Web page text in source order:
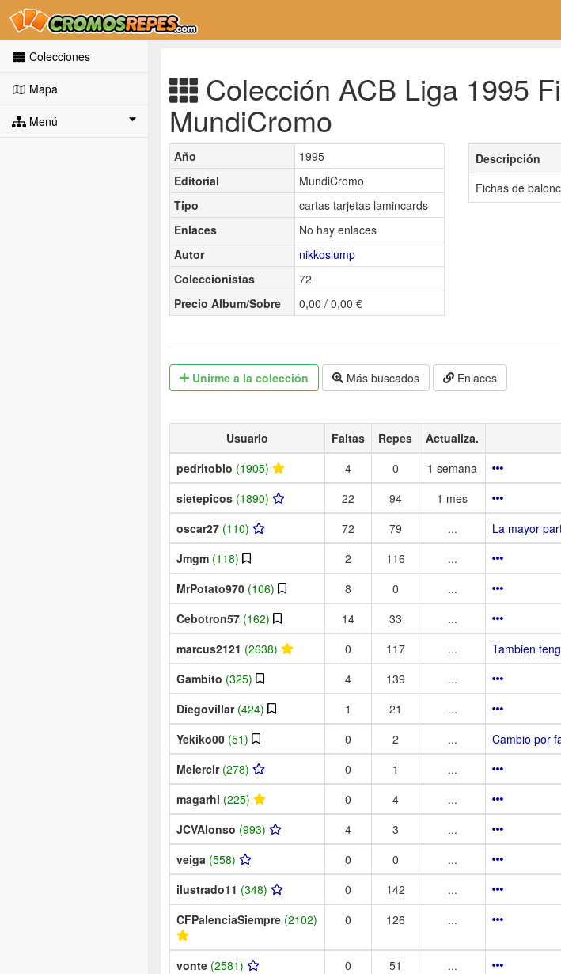
Colecciones
Mapa
Menú
Colección ACB Liga 1995
MundiCromo
Año
1995
Editorial
MundiCromo
Tipo
cartas tarjetas lamincards
Enlaces
No hay enlaces
Autor
nikkoslump
Coleccionistas
72
Precio Album/Sobre
0,00 / 0,00 €
Descripción
Fichas de
Unirme a la colección Más buscados Enlaces
Usuario Faltas Repes Actualiza.
pedritobio (1905) 4 0
1 semana
sietepicos (1890) 22 94
1 mes
oscar27 (110) 72 79 ...
La mayor
Jmgm (118) 2 116
...
MrPotato970 (106) 8 0
...
Cebotron57 (162) 14 33
...
marcus2121 (2638) 0 117 ...
Tambien
Gambito (325) 4 139
...
Diegovillar (424) 1 21
...
Yekiko00 (51) 0 2 ...
Cambio por
Melercir (278) 0 1
...
magarhi (225) 0 4
...
JCVAlonso (993) 4 3
...
veiga (558) 0 0
...
ilustrado11 (348) 0 142
...
CFPalenciaSiempre (2102) 0 126 ...
vonte (2581) 0 51
...